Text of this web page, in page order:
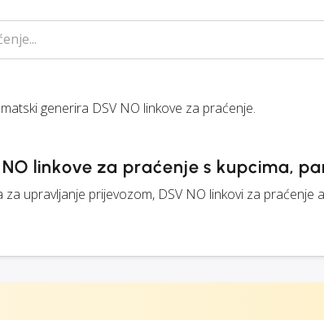
generira DSV NO linkove za praćenje.
NO linkove za praćenje s kupcima,
upravljanje prijevozom, DSV NO linkovi za praćenje